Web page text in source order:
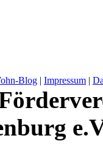
Blog | Impressum |